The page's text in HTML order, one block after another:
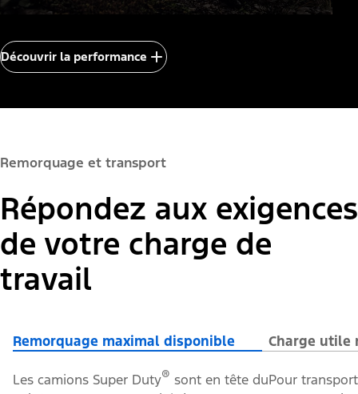
Découvrir la performance
Remorquage et transport
Répondez aux exigences
de votre charge de
travail
Remorquage maximal disponible Charge utile
Les camions Super Duty® sont en tête duPour